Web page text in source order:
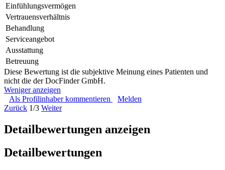
Einfühlungsvermögen
Vertrauensverhältnis
Behandlung
Serviceangebot
Ausstattung
Betreuung
Diese Bewertung ist die subjektive Meinung eines Patienten und
nicht die der DocFinder GmbH.
Weniger anzeigen
Als Profilinhaber kommentieren
Melden
Zurück 1/3 Weiter
Detailbewertungen anzeigen
Detailbewertungen